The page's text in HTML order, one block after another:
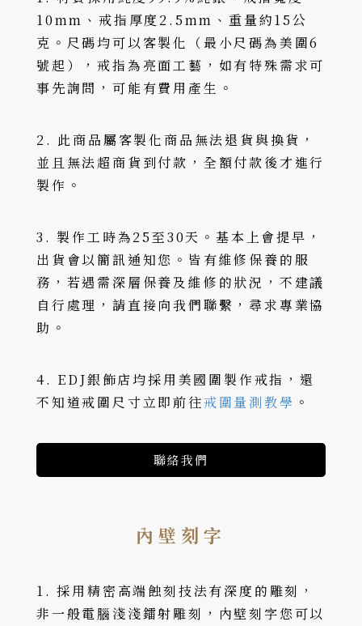
10mm、戒指厚度2.5mm、重量約15公
克。尺碼均可以客製化（最小尺碼為美圍6
號起），戒指為亮面工藝，如有特殊需求可
事先詢問，可能有費用產生。
2. 此商品屬客製化商品無法退貨與換貨，
並且無法超商貨到付款，全額付款後才進行
製作。
3. 製作工時為25至30天。基本上會提早，
出貨會以簡訊通知您。皆有維修保養的服
務，若遇需深層保養及維修的狀況，不建議
自行處理，請直接向我們聯繫，尋求專業協
助。
4. EDJ銀飾店均採用美國圍製作戒指，還
不知道戒圍尺寸立即前往戒圍量測教學 。
聯絡我們
內壁刻字
1. 採用精密高端蝕刻技法有深度的雕刻，
非一般電腦淺淺鐳射雕刻，內壁刻字您可以